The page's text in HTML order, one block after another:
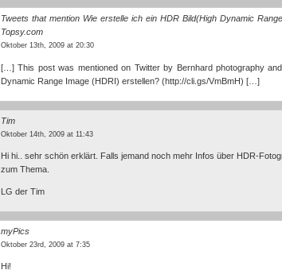
Tweets that mention Wie erstelle ich ein HDR Bild(High Dynamic
Topsy.com
Oktober 13th, 2009 at 20:30
[…] This post was mentioned on Twitter by Bernhard photography
Dynamic Range Image (HDRI) erstellen? (http://cli.gs/VmBmH) […]
Tim
Oktober 14th, 2009 at 11:43
Hi hi.. sehr schön erklärt. Falls jemand noch mehr Infos über HDR-
zum Thema.
LG der Tim
myPics
Oktober 23rd, 2009 at 7:35
Hi!